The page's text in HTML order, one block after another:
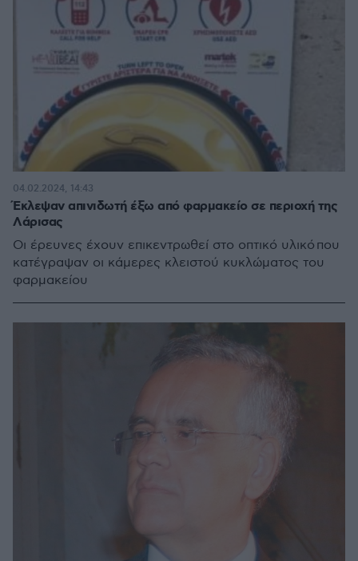
Έκλεψαν απινιδωτή έξω από φαρμακείο σε περιοχή της
Λάρισας
Οι έρευνες έχουν επικεντρωθεί στο οπτικό υλικό που
κατέγραψαν οι κάμερες κλειστού κυκλώματος του
φαρμακείου
04.02.2024, 14:43